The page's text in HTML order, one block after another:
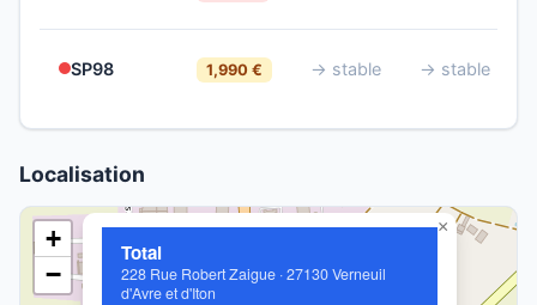
SP98 1,990 € → stable → stable
Localisation
Total
228 Rue Robert Zaigue · 27130 Verneuil
d'Avre et d'Iton
×
+
−